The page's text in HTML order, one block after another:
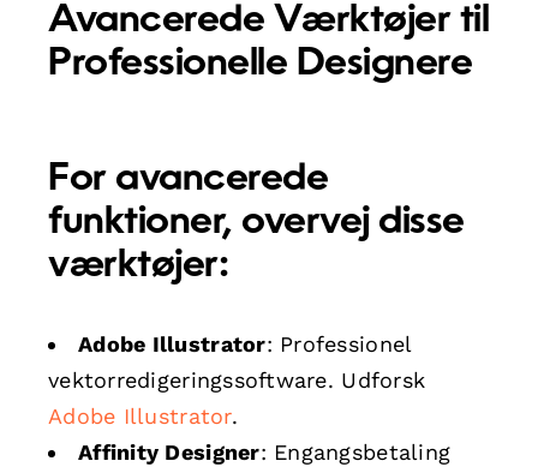
Avancerede Værktøjer til
Professionelle Designere
For avancerede
funktioner, overvej disse
værktøjer:
Adobe Illustrator: Professionel
vektorredigeringssoftware. Udforsk
Adobe Illustrator.
Affinity Designer: Engangsbetaling